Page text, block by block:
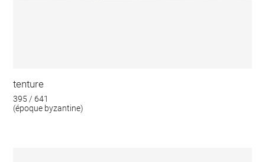
tenture
395 / 641
(époque byzantine)